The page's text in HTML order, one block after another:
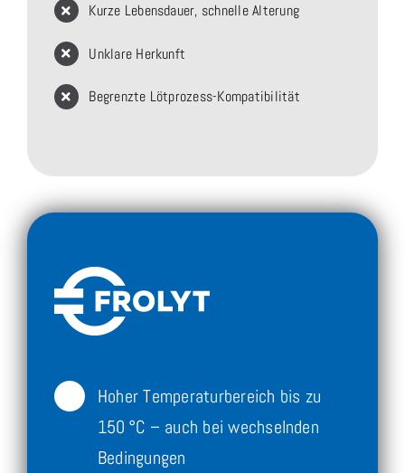
Kurze Lebensdauer, schnelle Alterung
Unklare Herkunft
Begrenzte Lötprozess-Kompatibilität
Hoher Temperaturbereich bis zu
150 °C – auch bei wechselnden
Bedingungen